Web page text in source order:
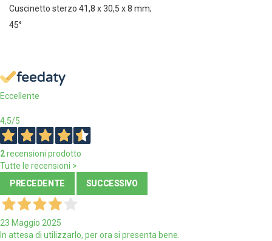
Cuscinetto sterzo 41,8 x 30,5 x 8 mm;
45°
Eccellente
4,5/5
2recensioni prodotto
Tutte le recensioni >
PRECEDENTE
SUCCESSIVO
23 Maggio 2025
In attesa di utilizzarlo, per ora si presenta bene.